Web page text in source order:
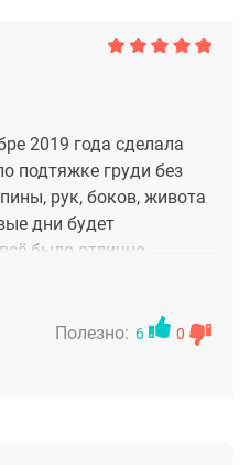
2019 года сделала
подтяжке груди без
рук, боков, живота
дни будет
было отлично,
дискомфорт
из клиники
Полезно: 6 0